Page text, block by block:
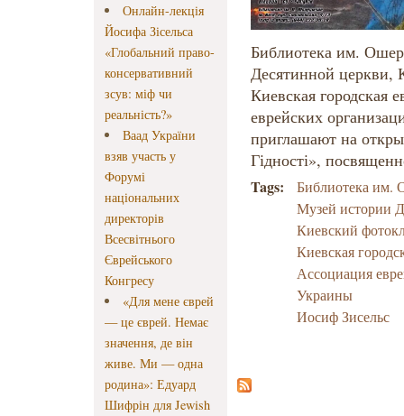
Онлайн-лекція
Йосифа Зісельса
«Глобальний право-
консервативний
зсув: міф чи
реальність?»
Ваад України
взяв участь у
Форумі
національних
директорів
Всесвітнього
Єврейського
Конгресу
«Для мене єврей
— це єврей. Немає
значення, де він
живе. Ми — одна
родина»: Едуард
Шифрін для Jewish
Библиотека им.
Десятинной церкви,
Киевская городская
еврейских
приглашают на
Гідності»,
Tags:
Библиотека им.
Музей истории
Киевский
Киевская
Ассоциация
Украины
Иосиф Зисельс